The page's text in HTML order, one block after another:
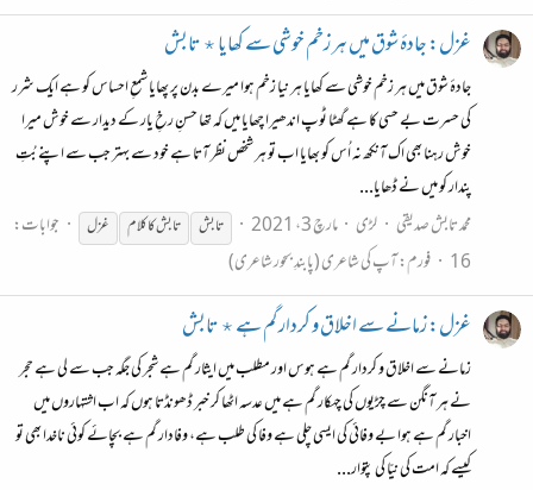
غزل: جادۂ شوق میں ہر زخم خوشی سے کھایا ٭ تابش
جادۂ شوق میں ہر زخم خوشی سے کھایا ہر نیا زخم ہوا میرے بدن پر پھایا شمعِ احساس کو ہے ایک شرر
کی حسرت بے حسی کا ہے گھٹا ٹوپ اندھیرا چھایا میں کہ تھا حسنِ رخِ یار کے دیدار سے خوش میرا
خوش رہنا بھی اک آنکھ نہ اُس کو بھایا اب تو ہر شخص نظر آتا ہے خود سے بہتر جب سے اپنے بُتِ
پندار کو میں نے ڈھایا...
محمد تابش صدیقی
لڑی مارچ 3، 2021 تابش تابشکا کلام غزل
جوابات:
16
فورم:آپ کی شاعری (پابندِ بحور شاعری)
غزل: زمانے سے اخلاق و کردار گم ہے ٭ تابش
زمانے سے اخلاق و کردار گم ہے ہوس اور مطلب میں ایثار گم ہے شجر کی جگہ جب سے لی ہے حجر
نے ہر آنگن سے چڑیوں کی چہکار گم ہے میں عدسہ اٹھا کر خبر ڈھونڈتا ہوں کہ اب اشتہاروں میں
اخبار گم ہے ہوا بے وفائی کی ایسی چلی ہے وفا کی طلب ہے، وفادار گم ہے بچائے کوئی ناخدا بھی تو
کیسے کہ امت کی نیّا کی پتوار...